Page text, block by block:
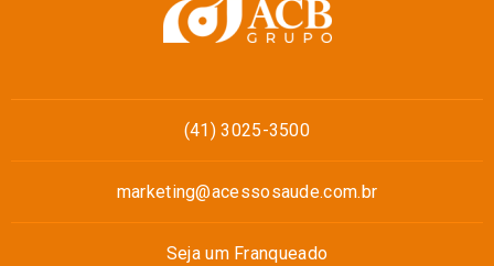
(41) 3025-3500
marketing@acessosaude.com.br
Seja um Franqueado